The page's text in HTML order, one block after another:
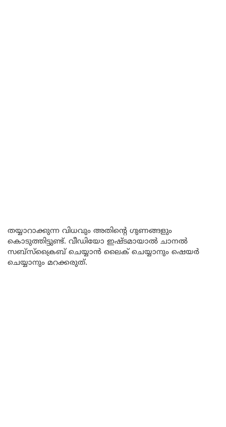
തയ്യാറാക്കുന്ന വിധവും അതിന്റെ ഗുണങ്ങളും
കൊടുത്തിട്ടുണ്ട്. വീഡിയോ ഇഷ്ടമായാൽ ചാനൽ
സബ്സ്ക്രൈബ് ചെയ്യാൻ ലൈക് ചെയ്യാനും ഷെയർ
ചെയ്യാനും മറക്കരുത്.